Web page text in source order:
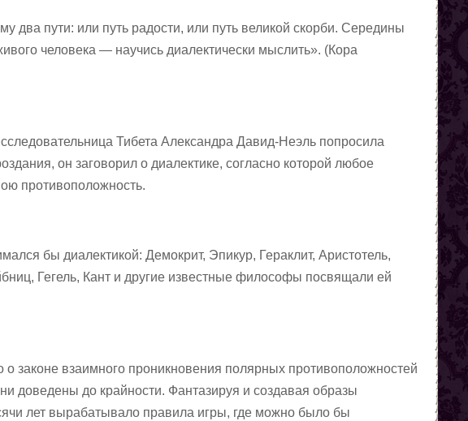
два пути: или путь радости, или путь великой скорби. Середины
человека — научись диалектически мыслить». (Кора
Тибета Александра Давид-Неэль попросила
он заговорил о диалектике, согласно которой любое
противоположность.
бы диалектикой: Демокрит, Эпикур, Гераклит, Аристотель,
Гегель, Кант и другие известные философы посвящали ей
о законе взаимного проникновения полярных противоположностей
доведены до крайности. Фантазируя и создавая образы
лет вырабатывало правила игры, где можно было бы